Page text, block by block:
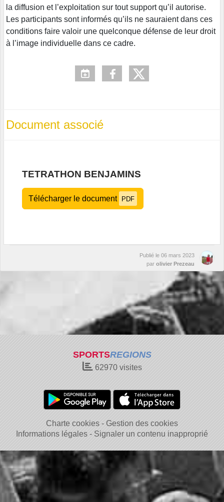
la diffusion et l’exploitation sur tout support qu’il autorise.
Les participants sont informés qu’ils ne sauraient dans ces
conditions faire valoir une quelconque défense de leur droit
à l’image individuelle dans ce cadre.
Document associé
TETRATHON BENJAMINS
Télécharger le document PDF
Publié le 06 mars 2023
par olivier Prezeau
SPORTSREGIONS
62970visites
Charte cookies
Gestion des cookies
Informations légales
Signaler un contenu inapproprié